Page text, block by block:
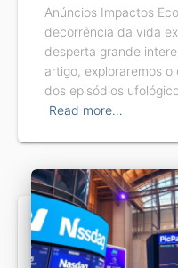
Anúncios Impactos
decorrência da vida
desperta grande
artigo, exploraremos o
dos episódios
Read more…